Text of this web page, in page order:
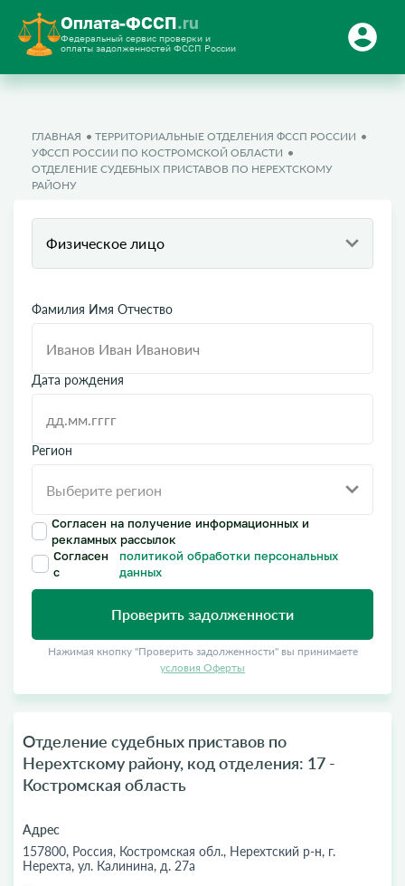
Оплата-ФССП.ru
Федеральный сервис проверки и
оплаты задолженностей ФССП России
ГЛАВНАЯ
ТЕРРИТОРИАЛЬНЫЕ ОТДЕЛЕНИЯ ФССП РОССИИ
УФССП РОССИИ ПО КОСТРОМСКОЙ ОБЛАСТИ
ОТДЕЛЕНИЕ СУДЕБНЫХ ПРИСТАВОВ ПО НЕРЕХТСКОМУ
РАЙОНУ
Физическое лицо
Фамилия Имя Отчество
Дата рождения
Регион
Согласен на получение информационных и
рекламных рассылок
Согласен
с
политикой обработки персональных
данных
Проверить задолженности
Нажимая кнопку "Проверить задолженности" вы принимаете
условия Оферты
Отделение судебных приставов по
Нерехтскому району, код отделения: 17 -
Костромская область
Адрес
157800, Россия, Костромская обл., Нерехтский р-н, г.
Нерехта, ул. Калинина, д. 27а